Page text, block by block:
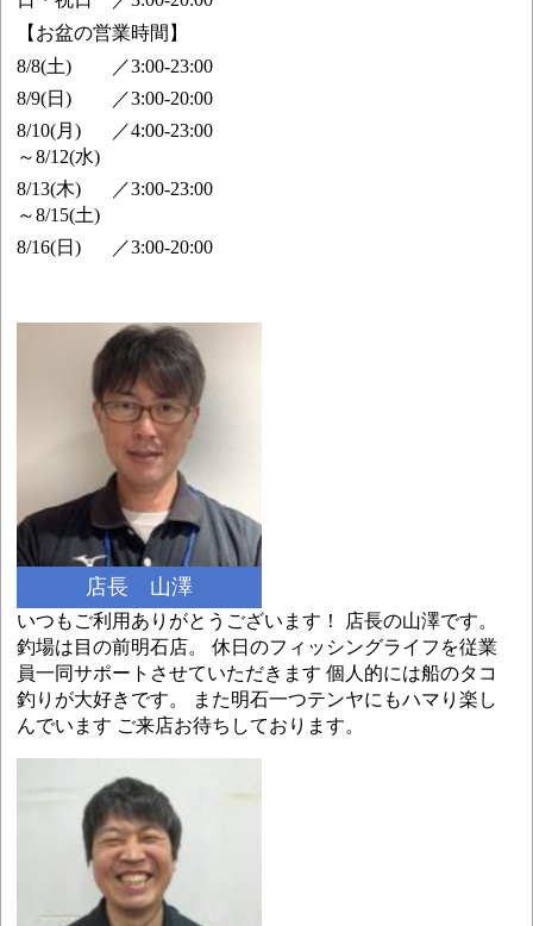
【お盆の営業時間】
8/8(土)
／3:00-23:00
8/9(日)
／3:00-20:00
8/10(月)
～8/12(水)
／4:00-23:00
8/13(木)
～8/15(土)
／3:00-23:00
8/16(日) ／3:00-20:00
店長 山澤
いつもご利用ありがとうございます！ 店長の山澤です。
釣場は目の前明石店。 休日のフィッシングライフを従業
員一同サポートさせていただきます 個人的には船のタコ
釣りが大好きです。 また明石一つテンヤにもハマり楽し
んでいます ご来店お待ちしております。